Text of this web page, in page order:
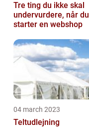
Tre ting du ikke skal
undervurdere, når du
starter en webshop
04 march 2023
Teltudlejning